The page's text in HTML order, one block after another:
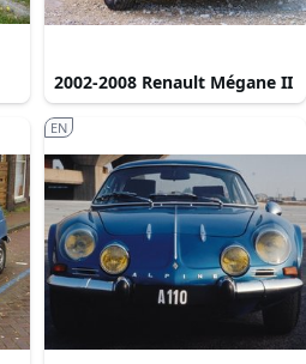
2002-2008 Renault Mégane II
EN